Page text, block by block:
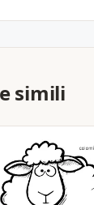
simili